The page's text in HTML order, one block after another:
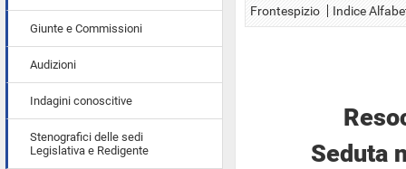
Giunte e Commissioni
Audizioni
Indagini conoscitive
Stenografici delle sedi
Legislativa e Redigente
Frontespizio Indice
Seduta